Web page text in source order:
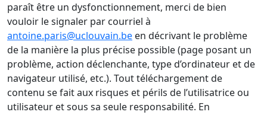
paraît être un dysfonctionnement, merci de bien
vouloir le signaler par courriel à
antoine.paris@uclouvain.be en décrivant le problème
de la manière la plus précise possible (page posant un
problème, action déclenchante, type d’ordinateur et de
navigateur utilisé, etc.). Tout téléchargement de
contenu se fait aux risques et périls de l’utilisatrice ou
utilisateur et sous sa seule responsabilité. En